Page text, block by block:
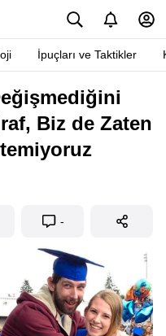
İpuçları ve Taktikler
Biz de Zaten
-